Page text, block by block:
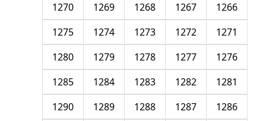
1266
1267
1268
1269
1270
1271
1272
1273
1274
1275
1276
1277
1278
1279
1280
1281
1282
1283
1284
1285
1286
1287
1288
1289
1290